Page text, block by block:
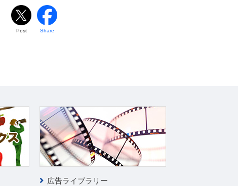
Post Share
広告ライブラリー